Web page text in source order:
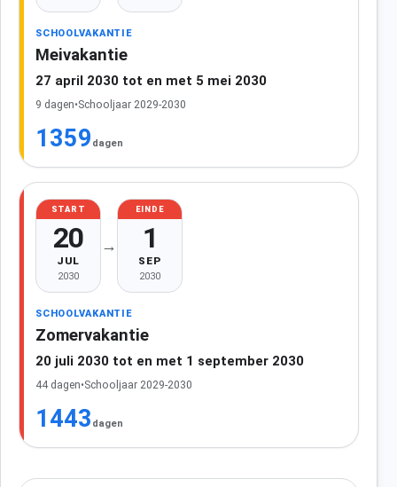
SCHOOLVAKANTIE
Meivakantie
27 april 2030 tot en met 5 mei 2030
9 dagen•Schooljaar 2029-2030
1359 dagen
START
20
JUL
2030
→
EINDE
1
SEP
2030
SCHOOLVAKANTIE
Zomervakantie
20 juli 2030 tot en met 1 september 2030
44 dagen•Schooljaar 2029-2030
1443 dagen